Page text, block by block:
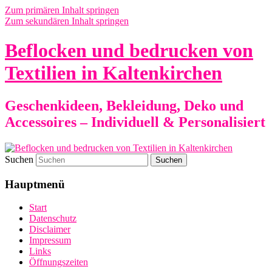
Zum primären Inhalt springen
Zum sekundären Inhalt springen
Beflocken und bedrucken von
Textilien in Kaltenkirchen
Geschenkideen, Bekleidung, Deko und
Accessoires – Individuell & Personalisiert
Suchen
Hauptmenü
Start
Datenschutz
Disclaimer
Impressum
Links
Öffnungszeiten